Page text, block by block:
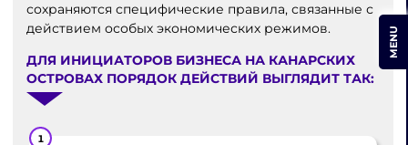
сохраняются специфические правила, связанные с
действием особых экономических режимов.
ДЛЯ ИНИЦИАТОРОВ БИЗНЕСА НА КАНАРСКИХ
ОСТРОВАХ ПОРЯДОК ДЕЙСТВИЙ ВЫГЛЯДИТ ТАК:
MENU